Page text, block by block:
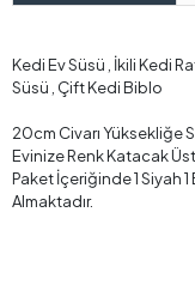
Kedi Ev Süsü , İkili Kedi
Süsü , Çift Kedi Biblo
20cm Civarı Yüksekliğe
Evinize Renk Katacak
Paket İçeriğinde 1 Siyah
Almaktadır.